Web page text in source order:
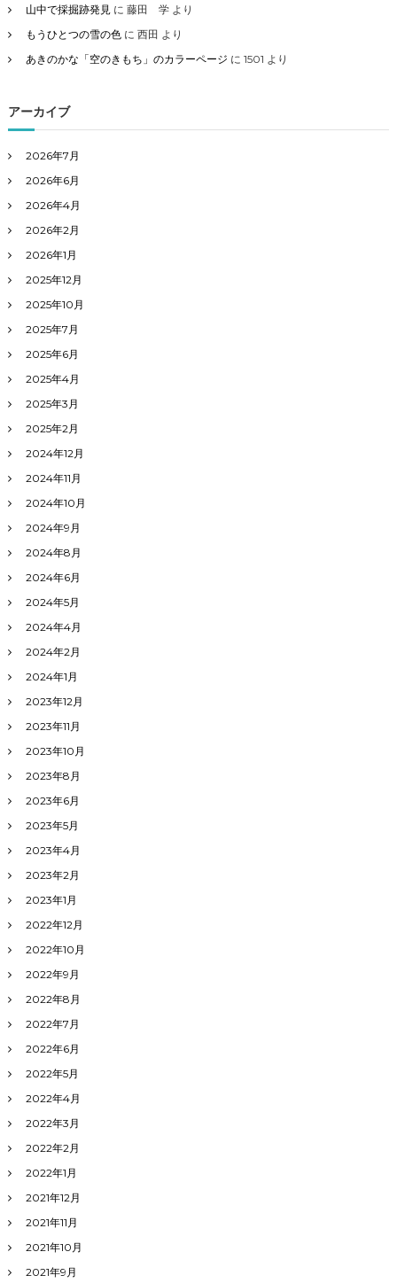
山中で採掘跡発見に 藤田 学より
もうひとつの雪の色に 西田 より
あきのかな「空のきもち」のカラーページ に 1501 より
アーカイブ
2026年7月
2026年6月
2026年4月
2026年2月
2026年1月
2025年12月
2025年10月
2025年7月
2025年6月
2025年4月
2025年3月
2025年2月
2024年12月
2024年11月
2024年10月
2024年9月
2024年8月
2024年6月
2024年5月
2024年4月
2024年2月
2024年1月
2023年12月
2023年11月
2023年10月
2023年8月
2023年6月
2023年5月
2023年4月
2023年2月
2023年1月
2022年12月
2022年10月
2022年9月
2022年8月
2022年7月
2022年6月
2022年5月
2022年4月
2022年3月
2022年2月
2022年1月
2021年12月
2021年11月
2021年10月
2021年9月